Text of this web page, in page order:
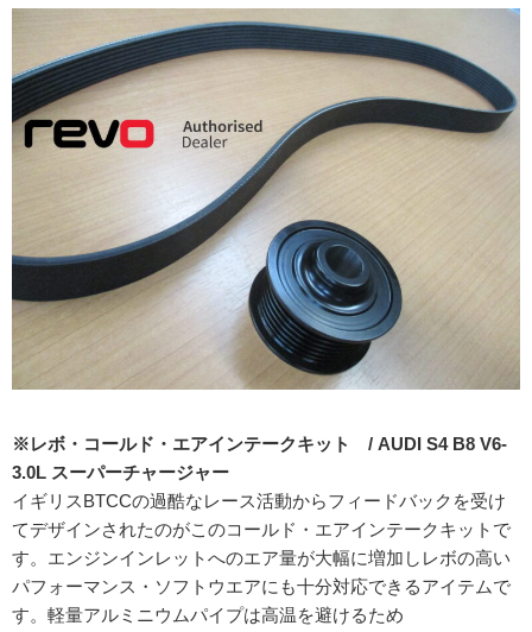
※レボ・コールド・エアインテークキット / AUDI S4 B8 V6-
3.0L スーパーチャージャー
イギリスBTCCの過酷なレース活動からフィードバックを受け
てデザインされたのがこのコールド・エアインテークキットで
す。エンジンインレットへのエア量が大幅に増加しレボの高い
パフォーマンス・ソフトウエアにも十分対応できるアイテムで
す。軽量アルミニウムパイプは高温を避けるため